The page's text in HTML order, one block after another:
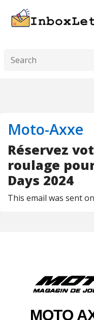
Moto-Axxe
Réservez
roulage
Days 2024
This email was sent on